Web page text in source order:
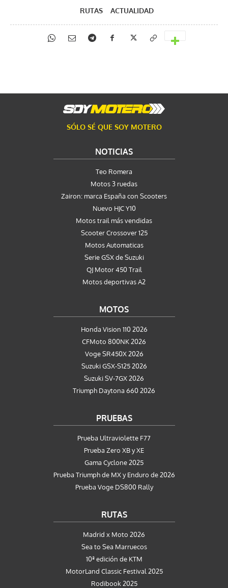
RUTAS ACTUALIDAD
SÓLO SÉ QUE SOY MOTERO
NOTICIAS
Teo Romera
Motos 3 ruedas
Zairon: marca España con Scooters
Nuevo HJC Y10
Motos trail más vendidas
Scooter Crossover 125
Motos Automaticas
Serie GSX de Suzuki
QJ Motor 450 Trail
Motos deportivas A2
MOTOS
Honda Vision 110 2026
CFMoto 800NK 2026
Voge SR450X 2026
Suzuki GSX-S125 2026
Suzuki SV-7GX 2026
Triumph Daytona 660 2026
PRUEBAS
Prueba Ultraviolette F77
Prueba Zero XB y XE
Gama Cyclone 2025
Prueba Triumph de MX y Enduro de 2026
Prueba Voge DS800 Rally
RUTAS
Madrid x Moto 2026
Sea to Sea Marruecos
10ª edición de KTM
MotorLand Classic Festival 2025
Rodibook 2025